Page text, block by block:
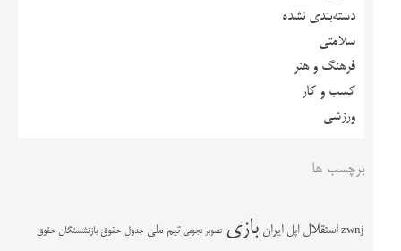
دسته‌بندی نشده
سلامتی
فرهنگ و هنر
کسب و کار
ورزشی
برچسب ها
zwnj استقلال اپل ایران بازی تصویر نجومی تیم ملی جدول حقوق بازنشستگان حقوق